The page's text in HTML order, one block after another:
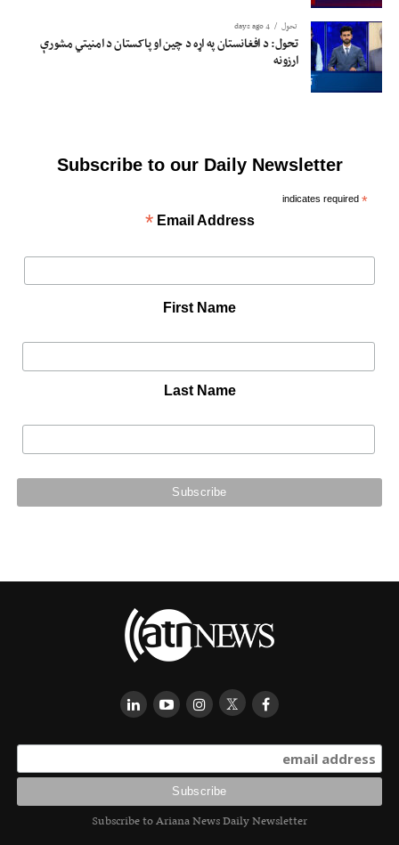
تحول 4 days ago
تحول: د افغانستان په اړه د چین او پاکستان د امنیتي مشورې
ارزونه
Subscribe to our Daily Newsletter
*
indicates required
Email Address
*
First Name
Last Name
Subscribe to Ariana News Daily Newsletter